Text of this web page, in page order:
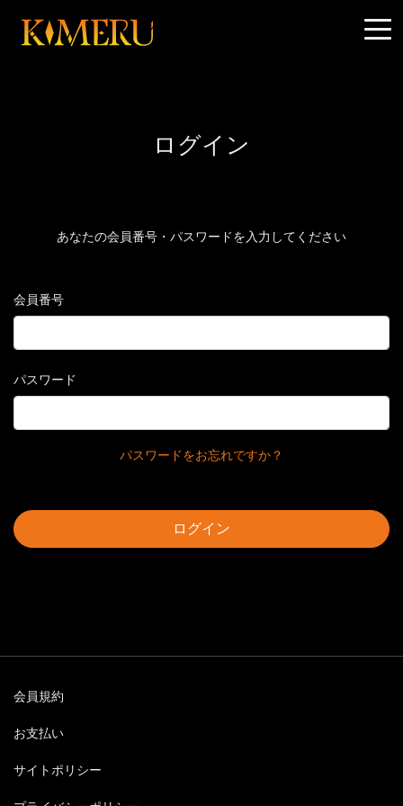
ログイン
あなたの会員番号・パスワードを入力してください
会員番号
パスワード
パスワードをお忘れですか？
ログイン
会員規約
お支払い
サイトポリシー